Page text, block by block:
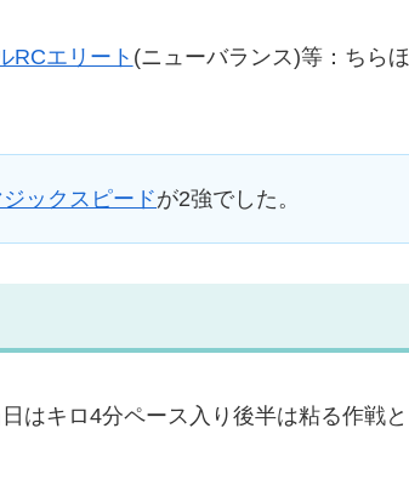
RCエリート (ニューバランス)等：ちらほ
ジックスピードが2強でした。
はキロ4分ペース入り後半は粘る作戦と